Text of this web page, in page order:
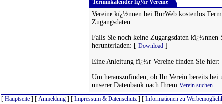
Terminkalender fï¿½r Vereine
Vereine kï¿½nnen bei RurWeb kostenlos
Zugangsdaten.
Falls Sie noch keine Zugangsdaten
herunterladen: [ Download ]
Eine Anleitung fï¿½r Vereine finden Sie
Um herauszufinden, ob Ihr Verein bereits
unserer Datenbank nach Ihrem Verein suchen.
[ Hauptseite ] [ Anmeldung ] [ Impressum & Datenschutz ] [ Informationen zu